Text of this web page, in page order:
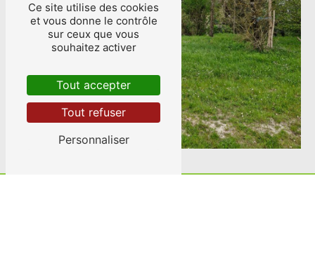
Ce site utilise des cookies
et vous donne le contrôle
sur ceux que vous
souhaitez activer
Tout accepter
Tout refuser
Personnaliser